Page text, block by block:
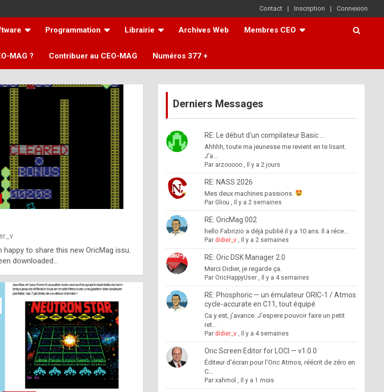
Contact Inscription Connexion
Programmation Librairie Archives Web Membres CEO
MAG ? Contribuer au CEO-MAG Numéros 377 +
happy to share this new OricMag issu.
downloaded…
Derniers Messages
RE: Le début d'un compilateur Basic ...
Ahhhh, toute ma jeunesse me revient en te lisant.
J'a...
Par arzooooo, Il y a 2 jours
RE: NASS 2026
Mes deux machines passions.
Par Gliou , Il y a 2 semaines
RE: OricMag 002
hello Fabrizio a déjà publié il y a 10 ans. Il a réce...
Par didier_v, Il y a 2 semaines
RE: Oric DSK Manager 2.0
Merci Didier, je regarde ça.
Par OricHappyUser, Il y a 4 semaines
RE: Phosphoric — un émulateur ORIC-1 / Atmos
cycle-accurate en C11, tout équipé
Ca y est, j'avance. J'espere pouvoir faire un petit
ret...
Par didier_v, Il y a 4 semaines
Oric Screen Editor for LOCI — v1.0.0
Éditeur d'écran pour l'Oric Atmos, réécrit de zéro en
C...
Par xahmol , Il y a 1 mois